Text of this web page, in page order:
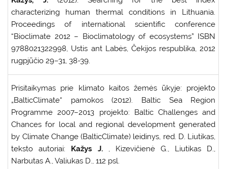
characterizing human thermal conditions in Lithuania.
Proceedings of international scientific conference
“Bioclimate 2012 – Bioclimatology of ecosystems” ISBN
9788021322998, Ustis ant Labės, Čekijos respublika, 2012
rugpjūčio 29–31, 38-39.
Prisitaikymas prie klimato kaitos žemės ūkyje: projekto
„BalticClimate“ pamokos (2012). Baltic Sea Region
Programme 2007–2013 projekto: Baltic Challenges and
Chances for local and regional development generated
by Climate Change (BalticClimate) leidinys, red. D. Liutikas,
teksto autoriai: Kažys J. , Kizevičienė G., Liutikas D.,
Narbutas A., Valiukas D., 112 psl.